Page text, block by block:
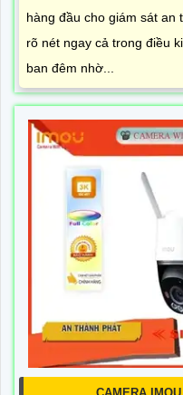
hàng đầu cho giám sát an
rõ nét ngay cả trong điều
ban đêm nhờ...